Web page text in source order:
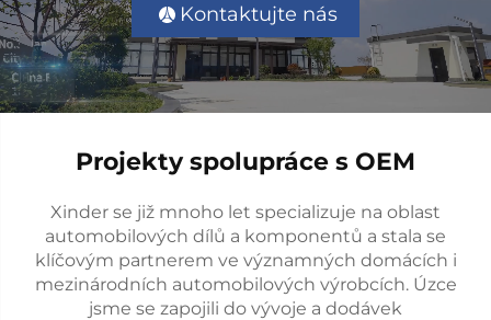
zdravotním postižením. Snažíme se veřejnosti představit
praktická přístupná zařízení a umožnit lidem se zdravotním
postižením skutečně pocítit výhody přístupné společnosti.
Kontaktujte nás
Projekty spolupráce s OEM
Xinder se již mnoho let specializuje na oblast
automobilových dílů a komponentů a stala se
klíčovým partnerem ve významných domácích i
mezinárodních automobilových výrobcích. Úzce
jsme se zapojili do vývoje a dodávek